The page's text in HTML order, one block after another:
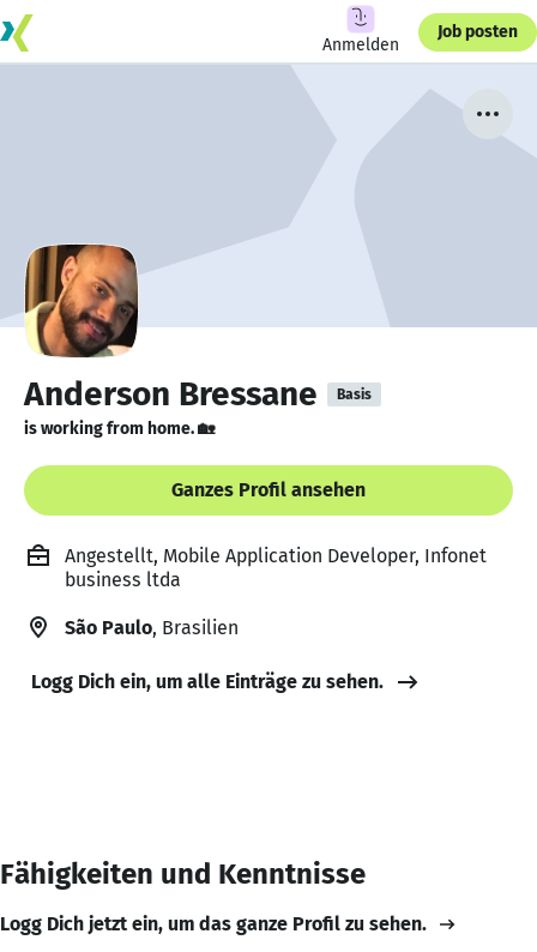
Anmelden
Job posten
Anderson Bressane Basis
is working from home. 🏡
Ganzes Profil ansehen
Angestellt, Mobile Application Developer, Infonet
business ltda
São Paulo, Brasilien
Logg Dich ein, um alle Einträge zu sehen.
Fähigkeiten und Kenntnisse
Logg Dich jetzt ein, um das ganze Profil zu sehen.